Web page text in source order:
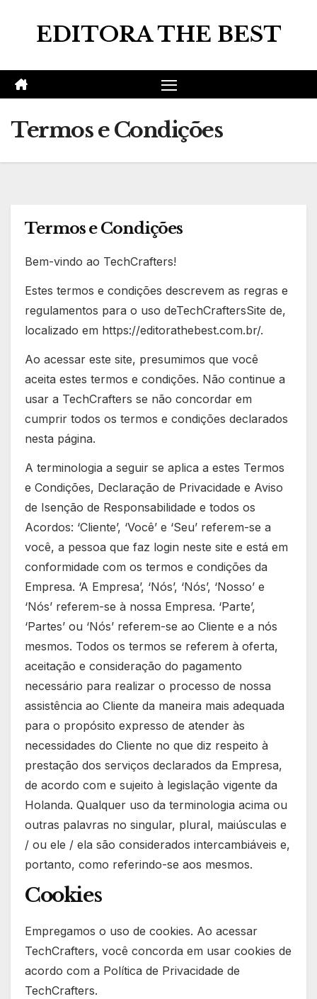
EDITORA THE BEST
Termos e Condições
Termos e Condições
Bem-vindo ao TechCrafters!
Estes termos e condições descrevem as regras e
regulamentos para o uso deTechCraftersSite de,
localizado em https://editorathebest.com.br/.
Ao acessar este site, presumimos que você
aceita estes termos e condições. Não continue a
usar a TechCrafters se não concordar em
cumprir todos os termos e condições declarados
nesta página.
A terminologia a seguir se aplica a estes Termos
e Condições, Declaração de Privacidade e Aviso
de Isenção de Responsabilidade e todos os
Acordos: ‘Cliente’, ‘Você’ e ‘Seu’ referem-se a
você, a pessoa que faz login neste site e está em
conformidade com os termos e condições da
Empresa. ‘A Empresa’, ‘Nós’, ‘Nós’, ‘Nosso’ e
‘Nós’ referem-se à nossa Empresa. ‘Parte’,
‘Partes’ ou ‘Nós’ referem-se ao Cliente e a nós
mesmos. Todos os termos se referem à oferta,
aceitação e consideração do pagamento
necessário para realizar o processo de nossa
assistência ao Cliente da maneira mais adequada
para o propósito expresso de atender às
necessidades do Cliente no que diz respeito à
prestação dos serviços declarados da Empresa,
de acordo com e sujeito à legislação vigente da
Holanda. Qualquer uso da terminologia acima ou
outras palavras no singular, plural, maiúsculas e
/ ou ele / ela são considerados intercambiáveis e,
portanto, como referindo-se aos mesmos.
Cookies
Empregamos o uso de cookies. Ao acessar
TechCrafters, você concorda em usar cookies de
acordo com a Política de Privacidade de
TechCrafters.